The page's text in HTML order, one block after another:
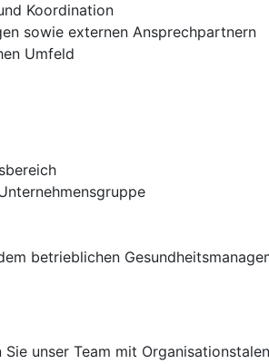
Koordination
sowie externen Ansprechpartnern
Umfeld
betrieblichen
unser Team mit